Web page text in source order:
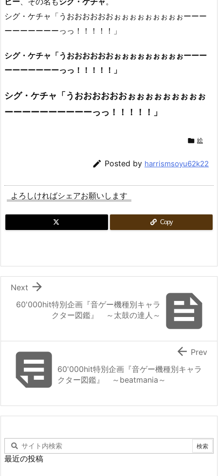
シグ・ケチャ「うおおおおおおぉぉぉぉぉぉぉぉぉーーー
ーーーーーーーっっ！！！！！」
シグ・ケチャ「うおおおおおおぉぉぉぉぉぉぉぉぉーーー
ーーーーーーーっっ！！！！！」
シグ・ケチャ「うおおおおおおぉぉぉぉぉぉぉぉぉ
ーーーーーーーーーーっっ！！！！！」
 絵
 Posted by harrismsoyu62k22
よろしければシェアお願いします
Copy

60'000hit特別企画『音ゲー機種別キャラ
クター図鑑』 ～太鼓の達人～

Next
60'000hit特別企画『音ゲー機種別キャラ
クター図鑑』 ～beatmania～
 Prev
最近の投稿